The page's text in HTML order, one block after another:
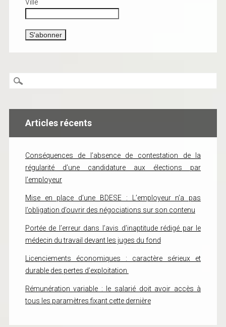
Ville
Articles récents
Conséquences de l’absence de contestation de la
régularité d’une candidature aux élections par
l’employeur
Mise en place d’une BDESE : L’employeur n’a pas
l’obligation d’ouvrir des négociations sur son contenu
Portée de l’erreur dans l’avis d’inaptitude rédigé par le
médecin du travail devant les juges du fond
Licenciements économiques : caractère sérieux et
durable des pertes d’exploitation
Rémunération variable : le salarié doit avoir accès à
tous les paramètres fixant cette dernière